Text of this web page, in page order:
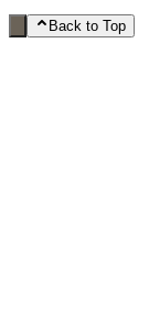
Back to Top